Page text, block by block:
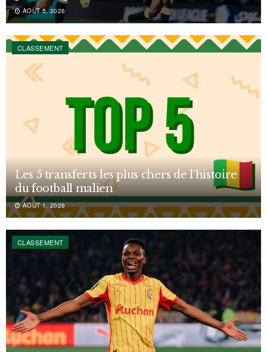
AOÛT 5, 2026
CLASSEMENT
Les 5 transferts les plus chers de l’histoire
du football malien
AOÛT 1, 2026
CLASSEMENT